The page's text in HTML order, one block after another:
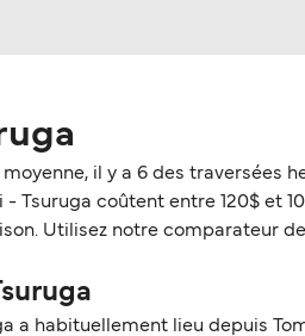
il y a 6 des traversées
Tsuruga coûtent entre 120$ et
Utilisez notre comparateur
a habituellement lieu depuis